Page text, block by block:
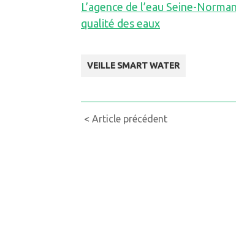
L’agence de l’eau Seine-
qualité des eaux
VEILLE SMART WATER
Continue
< Article précédent